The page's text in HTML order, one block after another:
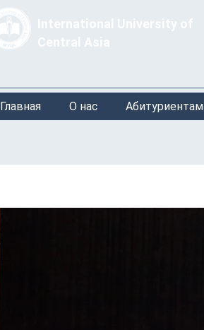
International University of
Central Asia
Главная О нас Абитуриентам